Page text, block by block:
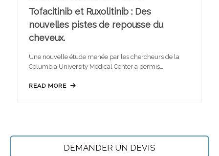
Tofacitinib et Ruxolitinib : Des
nouvelles pistes de repousse du
cheveux.
Une nouvelle étude menée par les chercheurs de la
Columbia University Medical Center a permis…
READ MORE
DEMANDER UN DEVIS